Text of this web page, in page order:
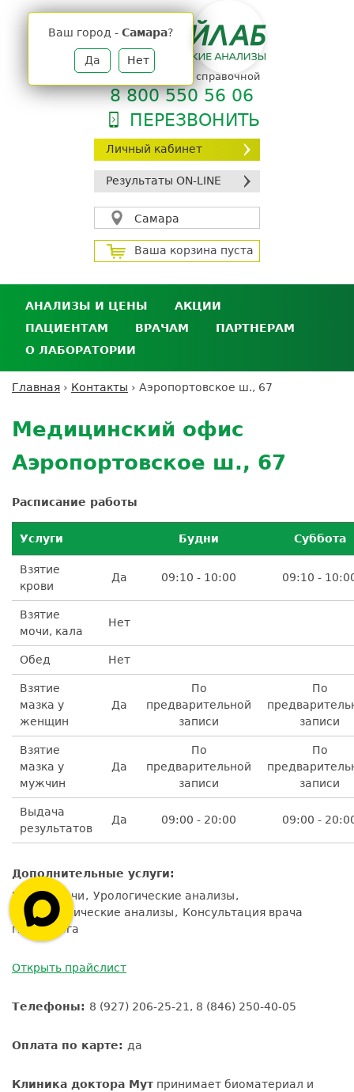
Личный кабинет
Результаты ON-LINE
Самара
Ваш город - Самара?
Да Нет
Ваша корзина пуста
телефон единой справочной
8 800 550 56 06
ПЕРЕЗВОНИТЬ
АНАЛИЗЫ И ЦЕНЫ
Анализы и цены
Где сдать анализы
Выезд на дом
Расшифровка анализов
АКЦИИ
ПАЦИЕНТАМ
Личный кабинет пациента
Дисконтная программа
Обратная связь
Усиление профилактических мер для
безопасности пациентов
Налоговый вычет
ВРАЧАМ
Сотрудничество
лабораторию
ПАРТНЕРАМ
кабинет
партнёра
Экскурсия в
лабораторию
О ЛАБОРАТОРИИ
Вакансии
здесь
Главная › Контакты › Аэропортовское ш., 67
to
top
Медицинский офис
Аэропортовское ш., 67
Расписание работы
Услуги Будни Суббота
Взятие
крови
Да 09:10 - 10:00 09:10 -
Взятие
мочи, кала
Нет
Обед Нет
Взятие
мазка у
женщин
Да
По
предварительной
записи
По
записи
Взятие
мазка у
мужчин
Да
По
предварительной
записи
По
записи
Выдача
результатов
Да 09:00 - 20:00 09:00 -
Дополнительные услуги:
Взятие мочи Урологические анализы
Гинекологические анализы Консультация врача
гинеколога
Открыть прайслист
Телефоны: 8 (927) 206-25-21, 8 (846) 250-40-05
Оплата по карте: да
Клиника доктора Мут принимает биоматериал и